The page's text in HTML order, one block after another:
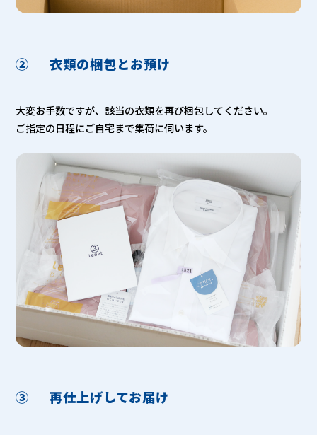
② 衣類の梱包とお預け
大変お手数ですが、該当の衣類を再び梱包してください。
ご指定の日程にご自宅まで集荷に伺います。
③ 再仕上げしてお届け